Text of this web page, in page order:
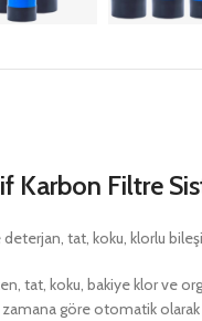
Karbon Filtre
tat, koku, klorlu
tat, koku, bakiye klor ve
göre otomatik olarak